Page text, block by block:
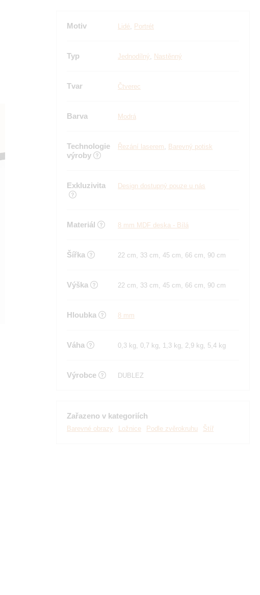
Motiv Lidé, Portrét
Typ Jednodílný, Nastěnný
Tvar Čtverec
Barva Modrá
Technologie
výroby
Řezání laserem, Barevný potisk
Exkluzivita Design dostupný pouze u nás
Materiál 8 mm MDF deska - Bílá
Šířka 22 cm, 33 cm, 45 cm, 66 cm, 90 cm
Výška 22 cm, 33 cm, 45 cm, 66 cm, 90 cm
Hloubka 8 mm
Váha 0,3 kg, 0,7 kg, 1,3 kg, 2,9 kg, 5,4 kg
Výrobce DUBLEZ
Zařazeno v kategoriích
Barevné obrazy Ložnice Podle zvěrokruhu Štíř